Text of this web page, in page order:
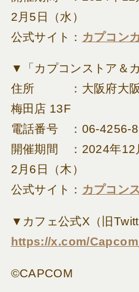
2月5日（水）
公式サイト： カプコン
▼「カプコンストア＆
住所 ：大阪府大阪
梅田店 13F
電話番号 ：06-4256-
開催期間 ：2024年12
2月6日（木）
公式サイト： カプコン
▼カフェ公式X（旧
https://x.com/
©CAPCOM